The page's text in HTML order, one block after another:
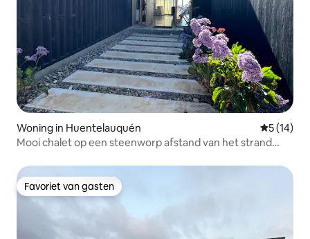
Woning in Huentelauquén
5 (14)
Mooi chalet op een steenworp afstand van het strand
Favoriet van gasten
Favoriet van gasten